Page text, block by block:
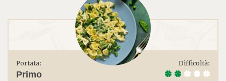
Portata:
Primo
Difficoltà: